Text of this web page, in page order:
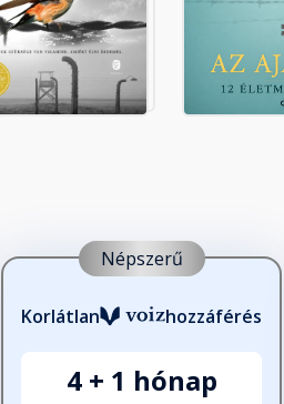
felnövekedett vágyak
Népszerű
Korlátlan hozzáférés
4 + 1 hónap